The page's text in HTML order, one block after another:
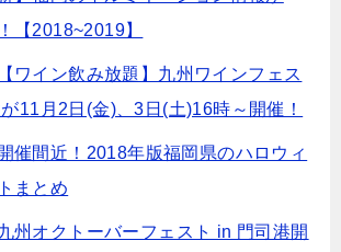
【2018~2019】
ワイン飲み放題】九州ワインフェス
11月2日(金)、3日(土)16時～開催！
催間近！2018年版福岡県のハロウィ
まとめ
州オクトーバーフェスト in 門司港開